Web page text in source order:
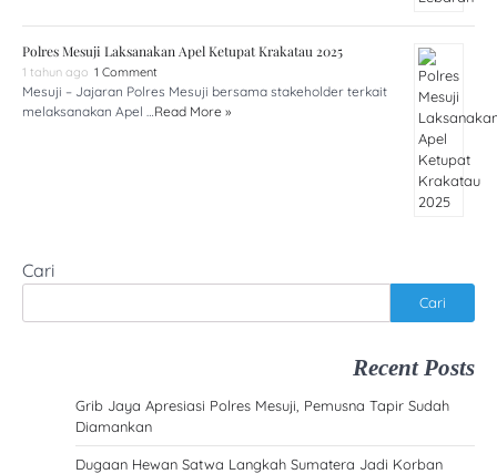
Polres Mesuji Laksanakan Apel Ketupat Krakatau 2025
1 tahun ago 1 Comment
Mesuji – Jajaran Polres Mesuji bersama stakeholder terkait
melaksanakan Apel … Read More »
Cari
Cari
Recent Posts
Grib Jaya Apresiasi Polres Mesuji, Pemusna Tapir Sudah
Diamankan
Dugaan Hewan Satwa Langkah Sumatera Jadi Korban